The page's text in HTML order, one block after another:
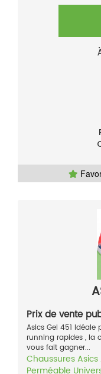
Prix de vente
Asics Gel 451
running rapides , la
vous fait gagner...
ChaussuresAsics
Perméable